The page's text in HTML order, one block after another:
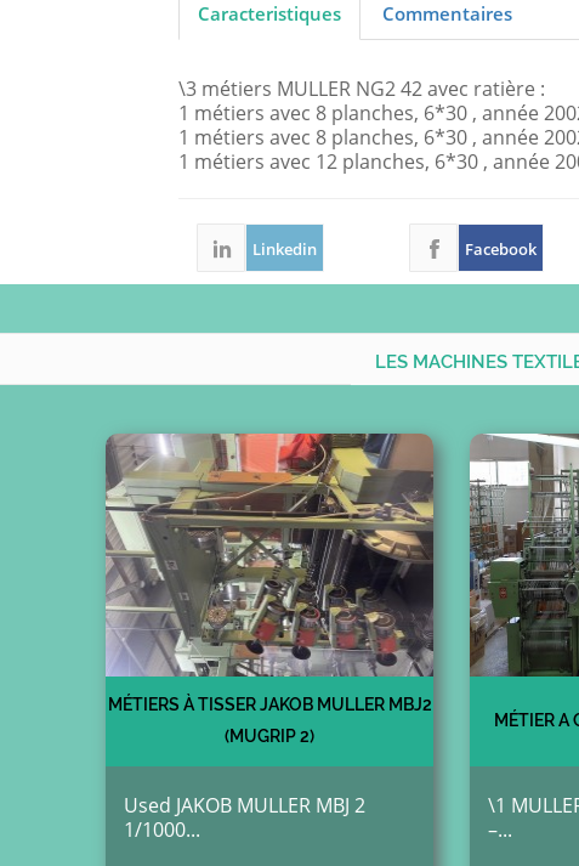
Caracteristiques Commentaires
\3 métiers MULLER NG2 42 avec ratière :
1 métiers avec 8 planches, 6*30 , année
1 métiers avec 8 planches, 6*30 , année
1 métiers avec 12 planches, 6*30 , année
Linkedin Facebook
LES MACHINES
MÉTIERS À TISSER JAKOB MULLER MBJ2
(MUGRIP 2)
Used JAKOB MULLER MBJ 2
1/1000...
MÉTIER A
\1
–...